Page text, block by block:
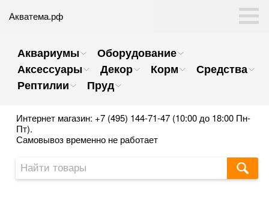
Акватема.рф
Аквариумы
Оборудование
Аксессуары
Декор Корм
Средства
Рептилии
Пруд
Интернет магазин: +7 (495) 144-71-47 (10:00 до 18:00 Пн-
Пт).
Самовывоз временно не работает